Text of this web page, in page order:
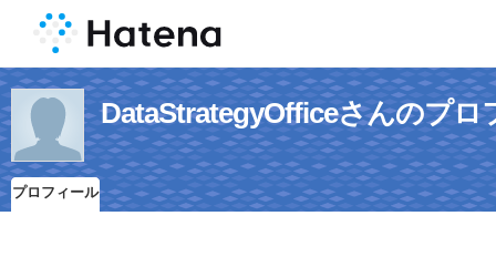
DataStrategyOfficeさんのプロ
プロフィール